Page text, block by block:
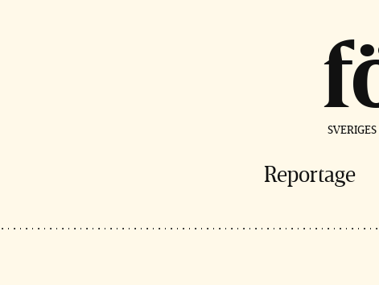
Reportage